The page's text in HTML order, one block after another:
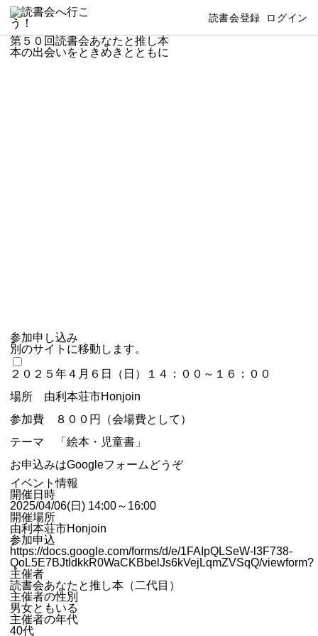
読書会登録 ログイン
第５０回読書会あなたと推し本
本の出会いをときめきとともに
参加申し込み
別のサイトに移動します。
２０２５年４月６日（日）１４：００～１６：００
場所 由利本荘市Honjoin
参加費 ８００円（会場費として）
テーマ 「絵本・児童書」
お申込みはGoogleフォームどうぞ
イベント情報
開催日時
2025/04/06(日) 14:00～16:00
開催場所
由利本荘市Honjoin
参加申込
https://docs.google.com/forms/d/e/1FAIpQLSeW-l3F738-
QoL5E7BJtIdkkR0WaCKBbelJs6kVejLqmZVSqQ/viewform?
主催者
読書会あなたと推し本（二代目）
主催者の性別
男女ともいる
主催者の年代
40代